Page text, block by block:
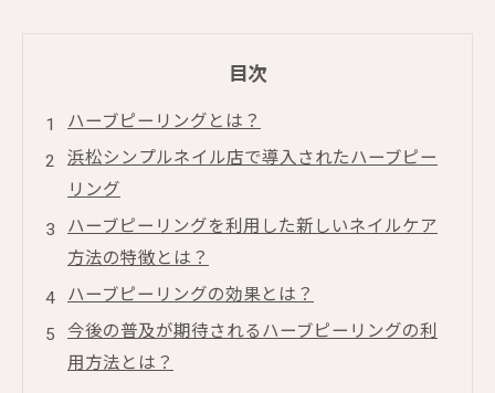
目次
ハーブピーリングとは？
浜松シンプルネイル店で導入されたハーブピー
リング
ハーブピーリングを利用した新しいネイルケア
方法の特徴とは？
ハーブピーリングの効果とは？
今後の普及が期待されるハーブピーリングの利
用方法とは？